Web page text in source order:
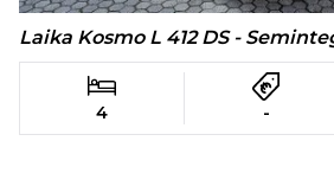
Laika Kosmo L 412 DS -
4 -